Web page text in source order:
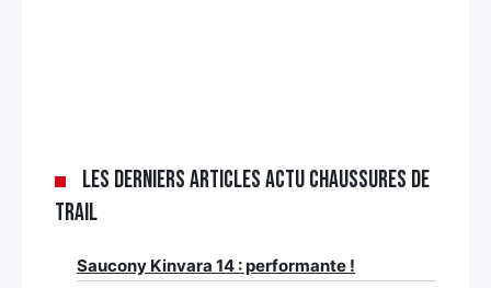
Les derniers articles Actu chaussures de
trail
Saucony Kinvara 14 : performante !